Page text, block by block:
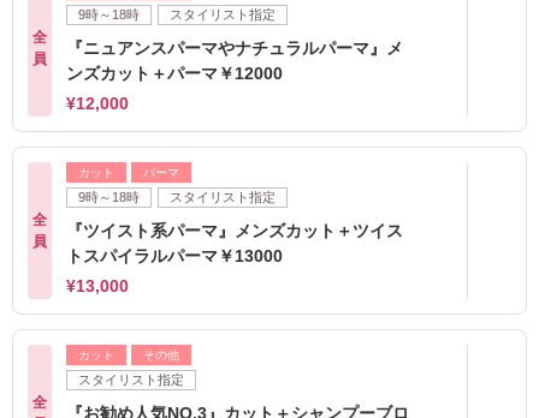
全
員
9時～18時 スタイリスト指定
『ニュアンスパーマやナチュラルパーマ』メ
ンズカット＋パーマ￥12000
¥12,000
全
員
カット パーマ
9時～18時 スタイリスト指定
『ツイスト系パーマ』メンズカット＋ツイス
トスパイラルパーマ￥13000
¥13,000
全
カット その他
スタイリスト指定
『お勧め人気NO.3』カット＋シャンプーブロ